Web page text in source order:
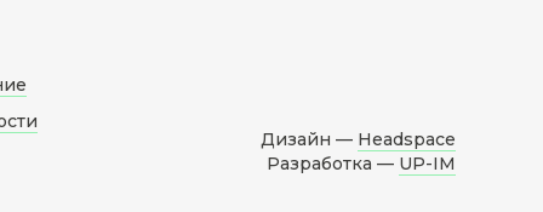
Дизайн — Headspace
Разработка — UP-IM